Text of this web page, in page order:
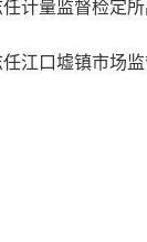
计量监督检定所
江口墟镇市场监